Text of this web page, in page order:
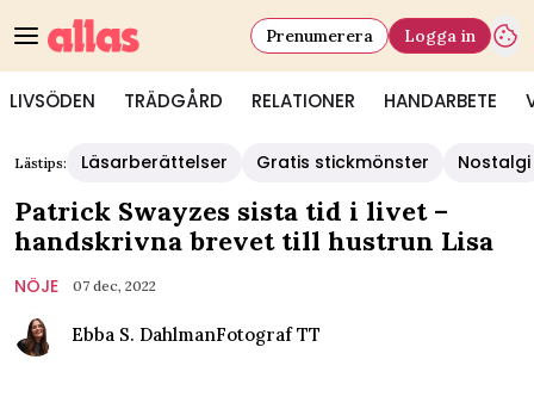
LIVSÖDEN TRÄDGÅRD RELATIONER HANDARBETE
Prenumerera Logga in
Lästips: Läsarberättelser Gratis stickmönster Nostalgi
Patrick Swayzes sista tid i livet –
handskrivna brevet till hustrun Lisa
NÖJE 07 dec, 2022
Ebba S. DahlmanFotograf TT